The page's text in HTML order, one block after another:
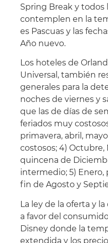
Spring Break y todos
contemplen en la
es Pascuas y las
Año nuevo.
Los hoteles de
Universal, también
generales para la
noches de viernes y
que las de días de
feriados muy
primavera, abril,
costosos; 4)
quincena de
intermedio; 5) Enero,
fin de Agosto y
La ley de la oferta y
a favor del
Disney donde la
extendida y los